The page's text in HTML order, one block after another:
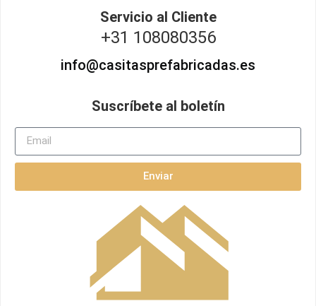
Servicio al Cliente
+31 108080356
info@casitasprefabricadas.es
Suscríbete al boletín
Enviar